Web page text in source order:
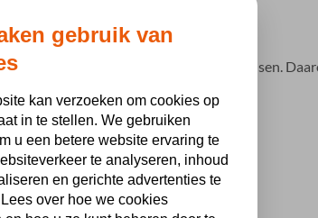
en glutenvrije opties
verschillende voorkeuren en dieetwensen.
gebruik van
kan verzoeken om cookies op
in te stellen. We gebruiken
u een betere website ervaring te
te analyseren, inhoud
en gerichte advertenties te
over hoe we cookies